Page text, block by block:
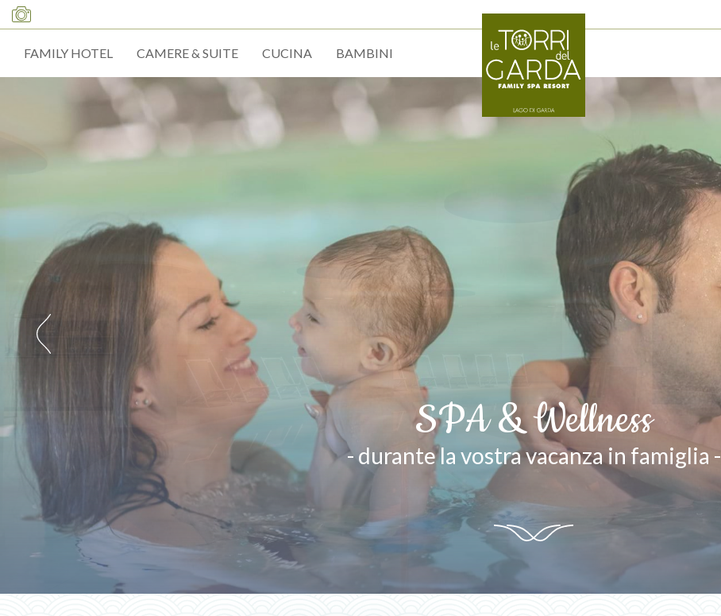
FAMILY HOTEL CAMERE & SUITE CUCINA BAMBINI
SPA & Wellness
- durante la vostra vacanza in famiglia -